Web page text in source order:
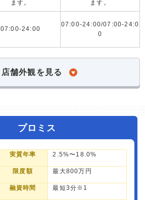
ます。
ます。
07:00-24:00
07:00-24:00/07:00-24:0
0
店舗外観を見る
プロミス
実質年率 2.5%〜18.0%
限度額 最大800万円
融資時間 最短3分※1